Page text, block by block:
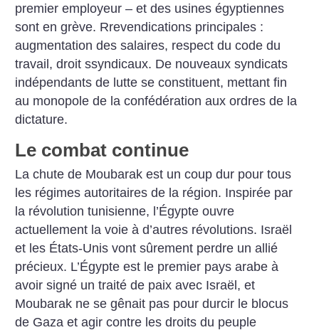
premier employeur – et des usines égyptiennes
sont en grève. Rrevendications principales :
augmentation des salaires, respect du code du
travail, droit ssyndicaux. De nouveaux syndicats
indépendants de lutte se constituent, mettant fin
au monopole de la confédération aux ordres de la
dictature.
Le combat continue
La chute de Moubarak est un coup dur pour tous
les régimes autoritaires de la région. Inspirée par
la révolution tunisienne, l’Égypte ouvre
actuellement la voie à d’autres révolutions. Israël
et les États-Unis vont sûrement perdre un allié
précieux. L’Égypte est le premier pays arabe à
avoir signé un traité de paix avec Israël, et
Moubarak ne se gênait pas pour durcir le blocus
de Gaza et agir contre les droits du peuple